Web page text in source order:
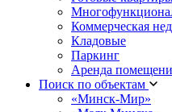
Коммерческая
Кладовые
Паркинг
Аренда
Поиск по объектам
«Минск-Мир»